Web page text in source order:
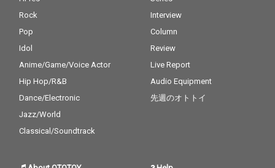
Rock
Pop
Idol
Anime/Game/Voice Actor
Hip Hop/R&B
Dance/Electronic
Jazz/World
Classical/Soundtrack
Interview
Column
Review
Live Report
Audio Equipment
先週のオトトイ